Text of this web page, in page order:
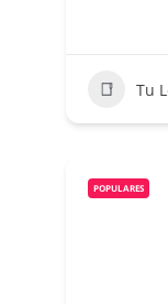
Tu
POPULARES